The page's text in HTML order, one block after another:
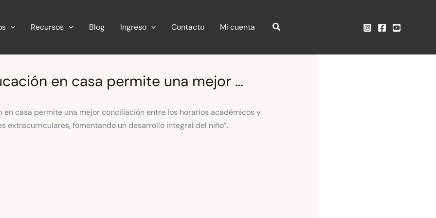
Recursos Blog Ingreso Contacto Mi cuenta
en casa permite una mejor …
en casa permite una mejor conciliación entre los horarios académicos y
extracurriculares, fomentando un desarrollo integral del niño”.